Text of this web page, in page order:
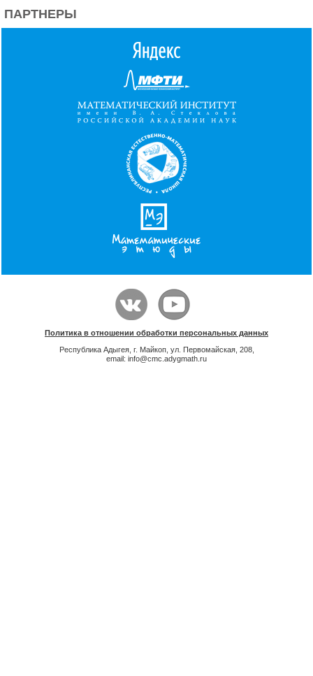
ПАРТНЕРЫ
Политика в отношении обработки персональных данных
Республика Адыгея, г. Майкоп, ул. Первомайская, 208,
email: info@cmc.adygmath.ru